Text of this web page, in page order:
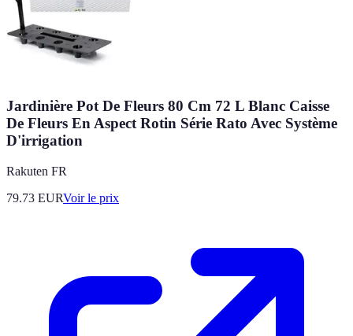
Jardinière Pot De Fleurs 80 Cm 72 L Blanc Caisse
De Fleurs En Aspect Rotin Série Rato Avec Système
D'irrigation
Rakuten FR
79.73 EURVoir le prix